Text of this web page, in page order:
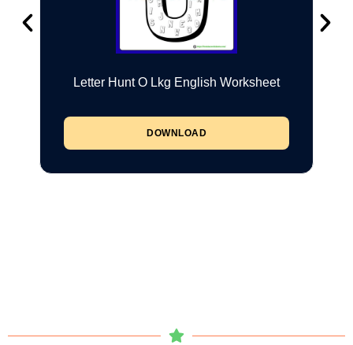
Letter Hunt O Lkg English Worksheet
DOWNLOAD